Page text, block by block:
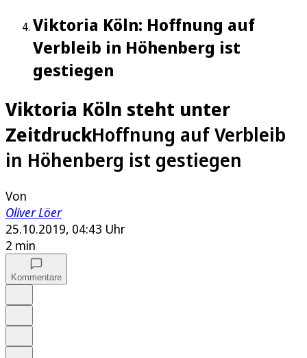
Viktoria Köln: Hoffnung auf
Verbleib in Höhenberg ist
gestiegen
Viktoria Köln steht unter
ZeitdruckHoffnung auf Verbleib
in Höhenberg ist gestiegen
Von
Oliver Löer
25.10.2019, 04:43 Uhr
2 min
Kommentare